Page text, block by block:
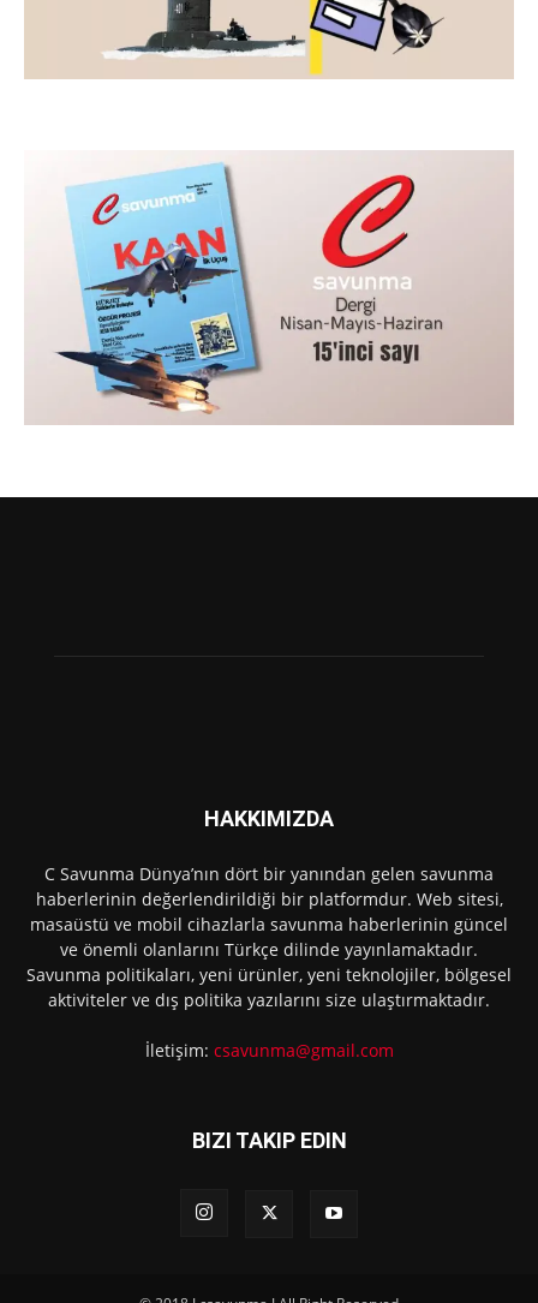
HAKKIMIZDA
C Savunma Dünya’nın dört bir yanından gelen savunma
haberlerinin değerlendirildiği bir platformdur. Web sitesi,
masaüstü ve mobil cihazlarla savunma haberlerinin güncel
ve önemli olanlarını Türkçe dilinde yayınlamaktadır.
Savunma politikaları, yeni ürünler, yeni teknolojiler, bölgesel
aktiviteler ve dış politika yazılarını size ulaştırmaktadır.
İletişim: csavunma@gmail.com
BIZI TAKIP EDIN